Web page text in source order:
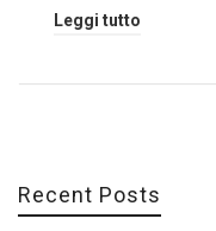
Leggi tutto
Recent Posts